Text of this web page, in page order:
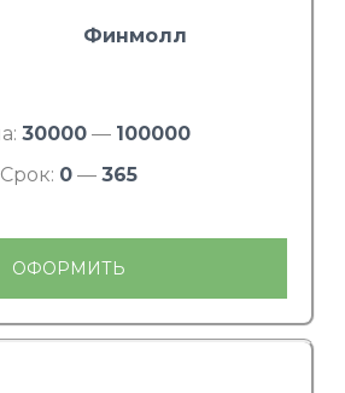
Финмолл
30000 — 100000
Срок: 0 — 365
ОФОРМИТЬ